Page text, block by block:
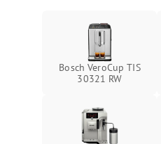
Bosch VeroCup TIS
30321 RW